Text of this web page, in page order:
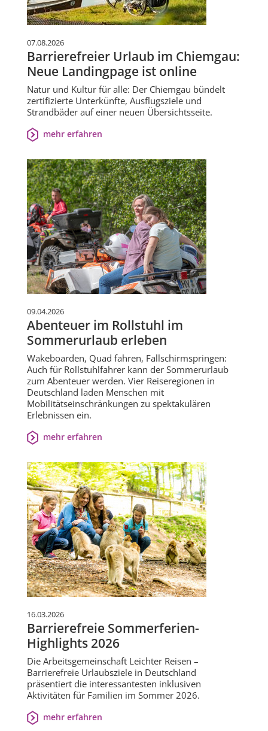
07.08.2026
Barrierefreier Urlaub im Chiemgau:
Neue Landingpage ist online
Natur und Kultur für alle: Der Chiemgau bündelt
zertifizierte Unterkünfte, Ausflugsziele und
Strandbäder auf einer neuen Übersichtsseite.
mehr erfahren
09.04.2026
Abenteuer im Rollstuhl im
Sommerurlaub erleben
Wakeboarden, Quad fahren, Fallschirmspringen:
Auch für Rollstuhlfahrer kann der Sommerurlaub
zum Abenteuer werden. Vier Reiseregionen in
Deutschland laden Menschen mit
Mobilitätseinschränkungen zu spektakulären
Erlebnissen ein.
mehr erfahren
16.03.2026
Barrierefreie Sommerferien-
Highlights 2026
Die Arbeitsgemeinschaft Leichter Reisen –
Barrierefreie Urlaubsziele in Deutschland
präsentiert die interessantesten inklusiven
Aktivitäten für Familien im Sommer 2026.
mehr erfahren